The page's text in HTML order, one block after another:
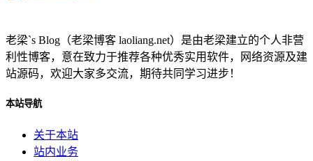
老梁`s Blog（老梁博客 laoliang.net）是由老梁建立的个人非营
利性博客，意在致力于推荐各种优秀实用软件，网络资源及建
站源码，欢迎大家多交流，期待共同学习进步！
本站导航
关于本站
站内业务